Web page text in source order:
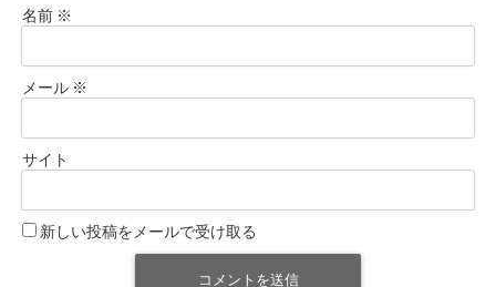
名前 ※
メール ※
サイト
新しい投稿をメールで受け取る